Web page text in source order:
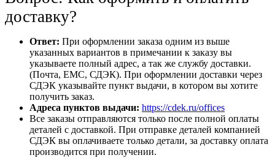
доставку?
Ответ: При оформлении заказа одним из выше
указанных вариантов в примечании к заказу вы
указываете полный адрес, а так же службу доставки.
(Почта, ЕМС, СДЭК). При оформлении доставки через
СДЭК указывайте пункт выдачи, в котором вы хотите
получить заказ.
Адреса пунктов выдачи: https://cdek.ru/offices
Все заказы отправляются только после полной оплаты
деталей с доставкой. При отправке деталей компанией
СДЭК вы оплачиваете только детали, за доставку оплата
производится при получении.